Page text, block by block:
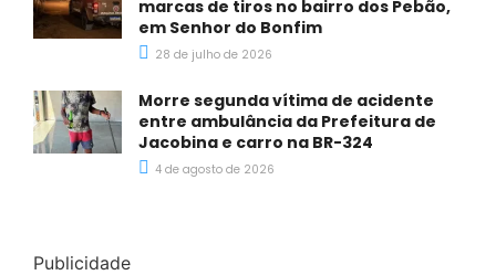
marcas de tiros no bairro dos Pebão,
em Senhor do Bonfim
28 de julho de 2026
Morre segunda vítima de acidente
entre ambulância da Prefeitura de
Jacobina e carro na BR-324
4 de agosto de 2026
Publicidade